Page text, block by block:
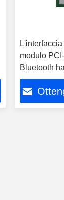
modulo
Bluetooth